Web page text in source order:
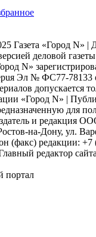
Газета «Город N» |
деловой
N»
Эл № ФС77-78133
допускается
«Город N» |
для
и редакция
на-Дону, ул.
(факс) редакции: +7
редактор
портал